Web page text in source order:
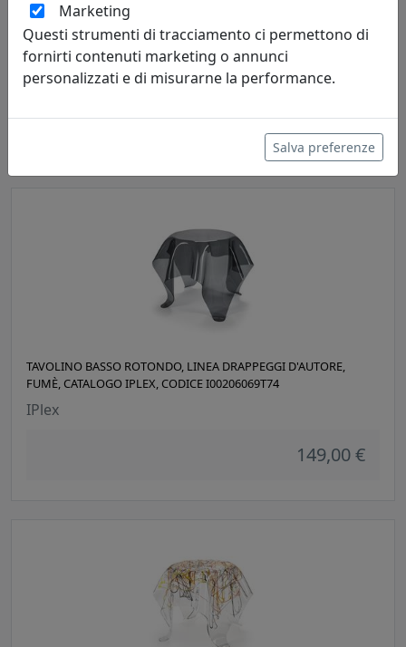
TAVOLINO BASSO ROTONDO, LINEA DRAPPEGGI D'AUTORE,
BIANCO, CATALOGO IPLEX, CODICE I00206069P01
IPlex
149,00 €
TAVOLINO BASSO ROTONDO, LINEA DRAPPEGGI D'AUTORE,
FUMÈ, CATALOGO IPLEX, CODICE I00206069T74
IPlex
149,00 €
Marketing
Questi strumenti di tracciamento ci permettono di
fornirti contenuti marketing o annunci
personalizzati e di misurarne la performance.
Salva preferenze